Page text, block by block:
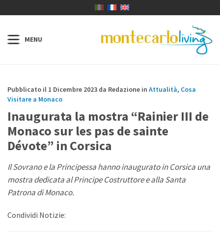
Pubblicato il 1 Dicembre 2023 da Redazione in Attualità, Cosa
Visitare a Monaco
Inaugurata la mostra “Rainier III de
Monaco sur les pas de sainte
Dévote” in Corsica
Il Sovrano e la Principessa hanno inaugurato in Corsica una
mostra dedicata al Principe Costruttore e alla Santa
Patrona di Monaco.
Condividi Notizie: